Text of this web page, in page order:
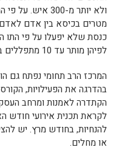
מטרים בכיסא בין אדם
כנסת שלא יפעלו על פי התו
לפיהן מותר עד 10 מתפללים במבנה או 20 איש בחוץ.
בהדרגה את הפעילויות,
הקתדרה לאמנות ומרחב
לקראת תכנית אירועי חודש
להנחיות, בחודש מרץ. יש
או מחלים.